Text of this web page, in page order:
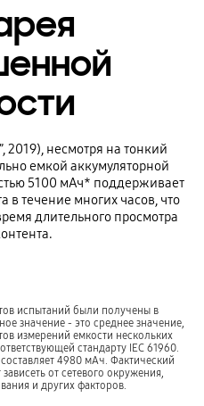
2019), несмотря на тонкий
емкой аккумуляторной
5100 мАч* поддерживает
в течение многих часов, что
длительного просмотра
испытаний были получены в
значение - это среднее значение,
измерений емкости нескольких
стандарту IEC 61960.
4980 мАч. Фактический
от сетевого окружения,
и других факторов.